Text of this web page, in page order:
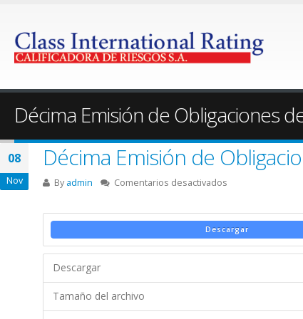
Décima Emisión de Obligaciones
08
Nov
Décima Emisión de
By admin Comentarios desactivados
Emisión
de
Obligaciones
Descargar
Descargar
Tamaño del archivo